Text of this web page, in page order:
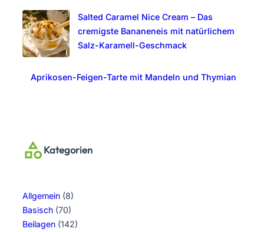
Salted Caramel Nice Cream – Das
cremigste Bananeneis mit natürlichem
Salz-Karamell-Geschmack
Aprikosen-Feigen-Tarte mit Mandeln und Thymian
Kategorien
Allgemein (8)
Basisch (70)
Beilagen (142)